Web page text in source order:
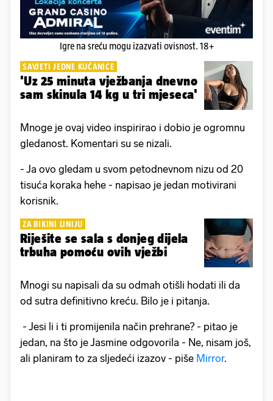
Igre na sreću mogu izazvati ovisnost. 18+
SAVJETI JEDNE KUĆANICE
'Uz 25 minuta vježbanja dnevno
sam skinula 14 kg u tri mjeseca'
Mnoge je ovaj video inspirirao i dobio je ogromnu
gledanost. Komentari su se nizali.
- Ja ovo gledam u svom petodnevnom nizu od 20
tisuća koraka hehe - napisao je jedan motivirani
korisnik.
ZA BIKINI LINIJU
Riješite se sala s donjeg dijela
trbuha pomoću ovih vježbi
Mnogi su napisali da su odmah otišli hodati ili da
od sutra definitivno kreću. Bilo je i pitanja.
- Jesi li i ti promijenila način prehrane? - pitao je
jedan, na što je Jasmine odgovorila - Ne, nisam još,
ali planiram to za sljedeći izazov - piše Mirror.